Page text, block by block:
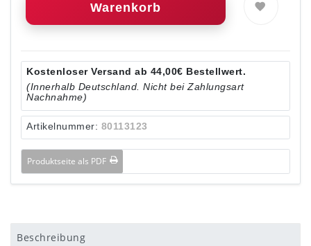
Warenkorb
Kostenloser Versand ab 44,00€ Bestellwert.
(Innerhalb Deutschland. Nicht bei Zahlungsart
Nachnahme)
Artikelnummer: 80113123
Produktseite als PDF
Beschreibung